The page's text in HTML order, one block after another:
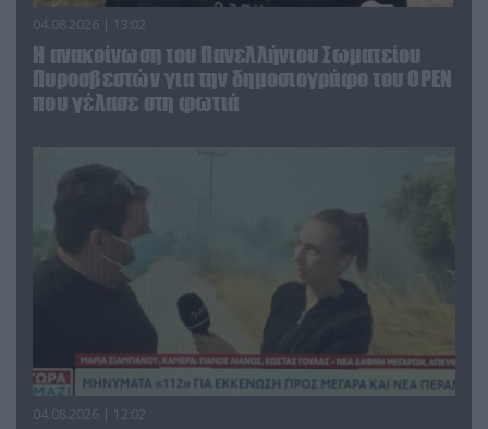
04.08.2026 | 13:02
Η ανακοίνωση του Πανελλήνιου Σωματείου
Πυροσβεστών για την δημοσιογράφο του OPEN
που γέλασε στη φωτιά
04.08.2026 | 12:02